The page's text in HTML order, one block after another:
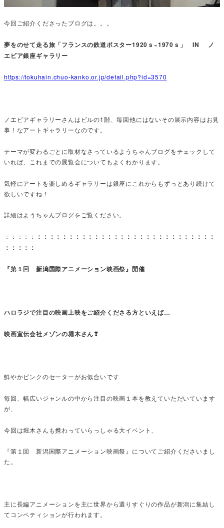
今回ご紹介くださったブログは。。。
夢をのせて走る旅「フランスの鉄道ポスター1920ｓ~1970ｓ」 IN ノ
エビア銀座ギャラリー
https://tokuhain.chuo-kanko.or.jp/detail.php?id=3570
ノエビアギャラリーさんはビルの1階、毎回他にはないその展示内容はお見
事！なアートギャラリーなのです。
テーマが変わるごとに取材なさっているようちゃんブログをチェックして
いれば、これまでの展覧会についてもよくわかります。
気軽にアートを楽しめるギャラリーは銀座にこれからもずっとあり続けて
欲しいですね！
詳細はようちゃんブログをご覧ください。
：：：：：
：：：：：：：：：：：：：：：：：：：：：：：：：：：：
：：：：：
『第１回 新潟国際アニメーション映画祭』開催
ハロラジで注目の映画上映をご紹介くださる方といえば…
映画宣伝会社メゾンの堀木さん❣
鮮やかピンクのセーターがお似合いです
毎回、幅広いジャンルの中から注目の映画１本を教えていただいています
が、
今回は堀木さんも携わっていらっしゃる大イベント、
『第１回 新潟国際アニメーション映画祭』についてご紹介くださいまし
た。
主に長編アニメーションを主に世界から選りすぐりの作品が新潟に集結し
てコンペティションが行われます。